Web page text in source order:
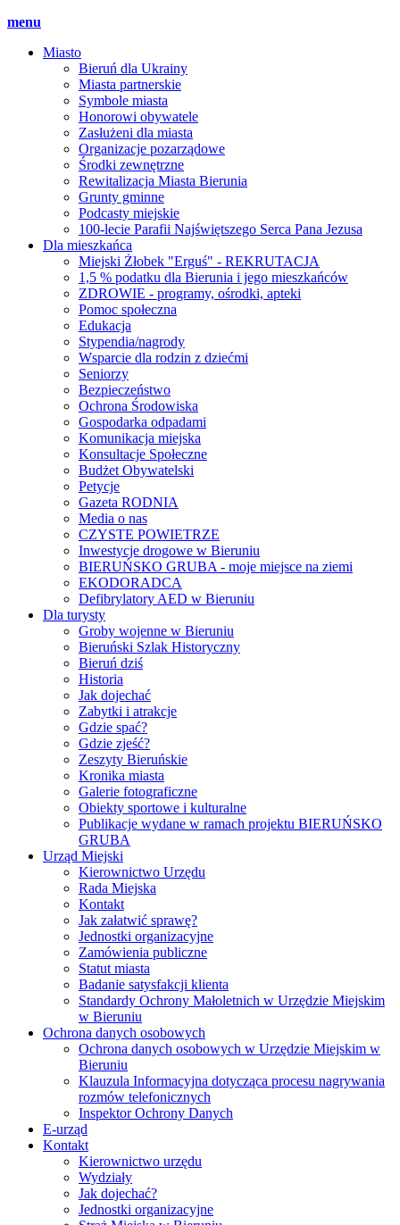
menu
Miasto
Bieruń dla Ukrainy
Miasta partnerskie
Symbole miasta
Honorowi obywatele
Zasłużeni dla miasta
Organizacje pozarządowe
Środki zewnętrzne
Rewitalizacja Miasta Bierunia
Grunty gminne
Podcasty miejskie
100-lecie Parafii Najświętszego Serca Pana Jezusa
Dla mieszkańca
Miejski Żłobek "Erguś" - REKRUTACJA
1,5 % podatku dla Bierunia i jego mieszkańców
ZDROWIE - programy, ośrodki, apteki
Pomoc społeczna
Edukacja
Stypendia/nagrody
Wsparcie dla rodzin z dziećmi
Seniorzy
Bezpieczeństwo
Ochrona Środowiska
Gospodarka odpadami
Komunikacja miejska
Konsultacje Społeczne
Budżet Obywatelski
Petycje
Gazeta RODNIA
Media o nas
CZYSTE POWIETRZE
Inwestycje drogowe w Bieruniu
BIERUŃSKO GRUBA - moje miejsce na ziemi
EKODORADCA
Defibrylatory AED w Bieruniu
Dla turysty
Groby wojenne w Bieruniu
Bieruński Szlak Historyczny
Bieruń dziś
Historia
Jak dojechać
Zabytki i atrakcje
Gdzie spać?
Gdzie zjeść?
Zeszyty Bieruńskie
Kronika miasta
Galerie fotograficzne
Obiekty sportowe i kulturalne
Publikacje wydane w ramach projektu BIERUŃSKO
GRUBA
Urząd Miejski
Kierownictwo Urzędu
Rada Miejska
Kontakt
Jak załatwić sprawę?
Jednostki organizacyjne
Zamówienia publiczne
Statut miasta
Badanie satysfakcji klienta
Standardy Ochrony Małoletnich w Urzędzie Miejskim
w Bieruniu
Ochrona danych osobowych
Ochrona danych osobowych w Urzędzie Miejskim w
Bieruniu
Klauzula Informacyjna dotycząca procesu nagrywania
rozmów telefonicznych
Inspektor Ochrony Danych
E-urząd
Kontakt
Kierownictwo urzędu
Wydziały
Jak dojechać?
Jednostki organizacyjne